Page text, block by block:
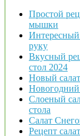
Простой
мышки
Интересный
руку
Вкусный
стол 2024
Новый
Новогодний
Слоеный
стола
Салат
Рецепт